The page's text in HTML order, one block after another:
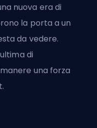
nuova era di
la porta a un
da vedere.
di
una forza